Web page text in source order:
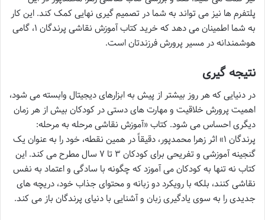
پلتفرم ها نیز می تواند به شما در تصمیم گیری نهایی کمک کند. این کار
به شما اطمینان می دهد که خرید کتاب آموزش نقاشی پرندگان ۱، گامی
هوشمندانه در مسیر پرورش فرزندتان است.
نتیجه گیری
در دنیایی که هر روز بیشتر از پیش به ابزارهای دیجیتال وابسته می شود،
اهمیت پرورش خلاقیت و مهارت های دستی در کودکان بیش از هر زمان
دیگری احساس می شود. کتاب «آموزش نقاشی مرحله به مرحله:
پرندگان ۱» اثر زهرا محمدپور، دقیقاً در همین نقطه، خود را به عنوان یک
گنجینه آموزشی و تفریحی برای کودکان ۳ تا ۷ سال مطرح می کند. این
کتاب نه تنها به کودکان می آموزد که چگونه با سادگی و اعتماد به نفس
نقاشی کنند، بلکه با رویکرد دو زبانه و محتوای جذاب خود، دریچه های
جدیدی را به سوی یادگیری زبان و آشنایی با دنیای پرندگان باز می کند.